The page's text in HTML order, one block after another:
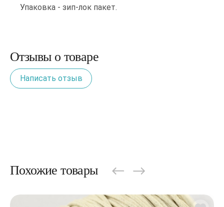
Упаковка - зип-лок пакет.
Отзывы о товаре
Написать отзыв
Похожие товары